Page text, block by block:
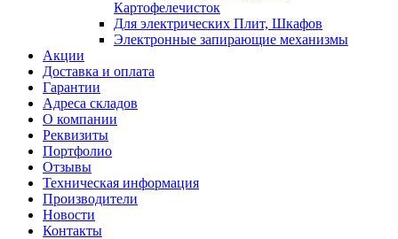
Картофелечисток
Для электрических Плит, Шкафов
Электронные запирающие механизмы
Акции
Доставка и оплата
Гарантии
Адреса складов
О компании
Реквизиты
Портфолио
Отзывы
Техническая информация
Производители
Новости
Контакты